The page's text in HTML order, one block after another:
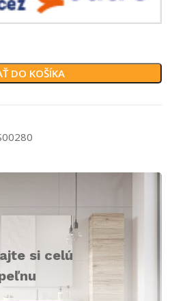
DO KOŠÍKA
si celú